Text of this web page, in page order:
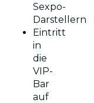
Sexpo-
Darstellern
Eintritt
in
die
VIP-
Bar
auf